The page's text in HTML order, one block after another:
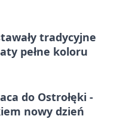
tradycyjne
pełne koloru
do Ostrołęki -
nowy dzień